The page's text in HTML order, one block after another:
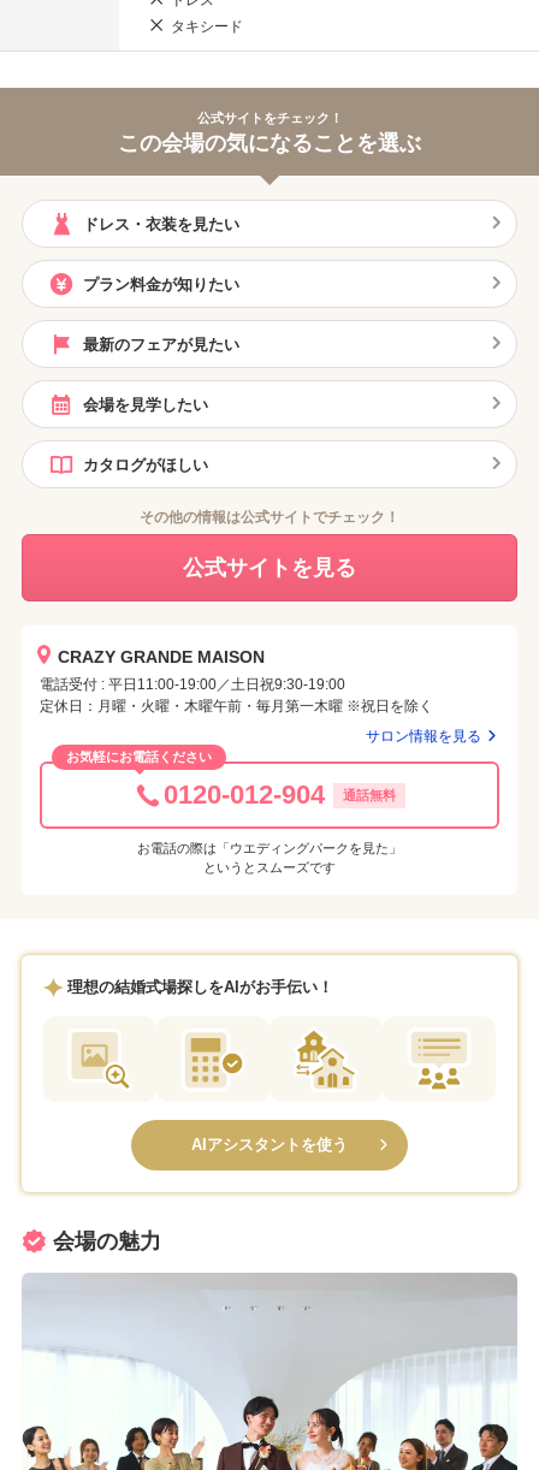
タキシード
公式サイトをチェック！
この会場の気になることを選ぶ
ドレス・衣装を見たい
プラン料金が知りたい
最新のフェアが見たい
会場を見学したい
カタログがほしい
その他の情報は公式サイトでチェック！
公式サイトを見る
CRAZY GRANDE MAISON
電話受付 : 平日11:00-19:00／土日祝9:30-19:00
定休日：月曜・火曜・木曜午前・毎月第一木曜 ※祝日を除く
サロン情報を見る
お気軽にお電話ください
0120-012-904 通話無料
お電話の際は「ウエディングパークを見た」
というとスムーズです
理想の結婚式場探しをAIがお手伝い！
AIアシスタントを使う
会場の魅力